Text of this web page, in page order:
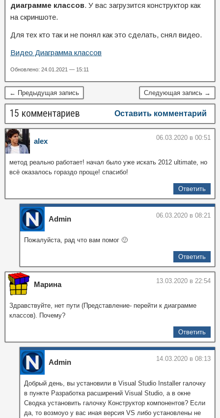
диаграмме классов. У вас загрузится конструктор как
на скриншоте.
Для тех кто так и не понял как это сделать, снял видео.
Видео Диаграмма классов
Обновлено: 24.01.2021 — 15:11
← Предыдущая запись Следующая запись →
15 комментариев Оставить комментарий
alex 06.03.2020 в 00:51
метод реально работает! начал было уже искать 2012 ultimate, но
всё оказалось гораздо проще! спасибо!
Ответить
Admin 06.03.2020 в 08:21
Пожалуйста, рад что вам помог 🙂
Ответить
Марина 13.03.2020 в 22:54
Здравствуйте, нет пути (Представление- перейти к диаграмме
классов). Почему?
Ответить
Admin 14.03.2020 в 08:13
Добрый день, вы установили в Visual Studio Installer галочку
в пункте Разработка расширений Visual Studio, а в окне
Сводка установить галочку Конструктор компонентов? Если
да, то возмоyо у вас иная версия VS либо установлены не